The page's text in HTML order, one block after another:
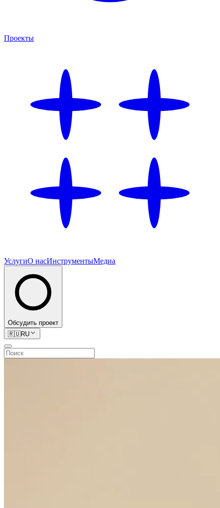
Проекты
УслугиО насИнструментыМедиа
Обсудить проект
🇷🇺RU